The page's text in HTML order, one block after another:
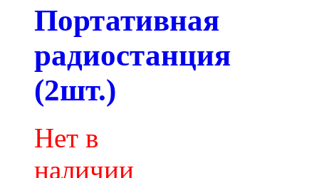
Портативная
радиостанция
(2шт.)
Нет в
наличии